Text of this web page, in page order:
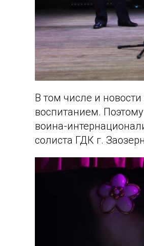
В том числе и
воспитанием.
воина-
солиста ГДК г.